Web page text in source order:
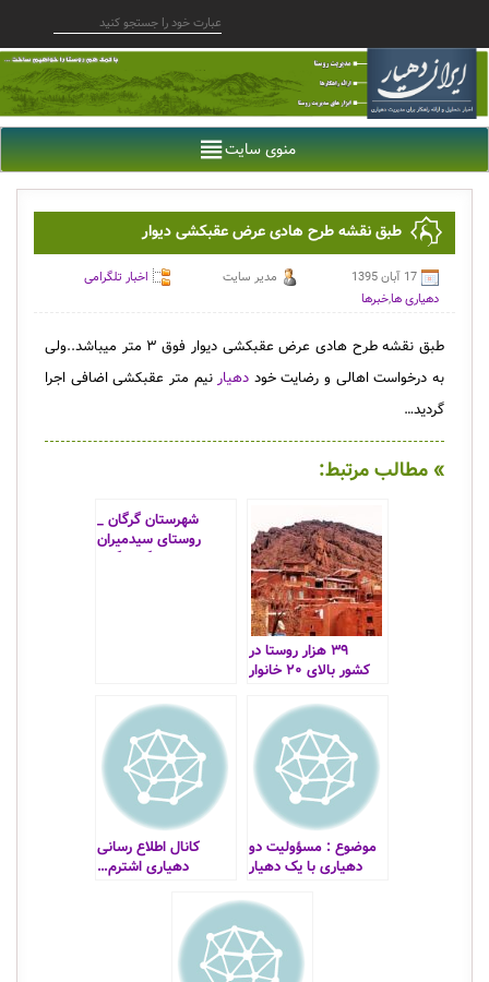
منوی سایت
طبق نقشه طرح هادی عرض عقبکشی دیوار
17 آبان 1395 مدیر سایت
اخبار تلگرامی
دهیاری ها,خبرها
طبق نقشه طرح هادی عرض عقبکشی دیوار فوق ۳ متر میباشد..ولی
به درخواست اهالی و رضایت خود دهیار نیم متر عقبکشی اضافی اجرا
گردید…
» مطالب مرتبط:
۳۹ هزار روستا در
کشور بالای ۲۰ خانوار
شهرستان گرگان _
روستای سیدمیران
_منطقه گردشگری
موضوع : مسؤولیت دو
دهیاری با یک دهیار
کانال اطلاع رسانی
دهیاری اشترم…